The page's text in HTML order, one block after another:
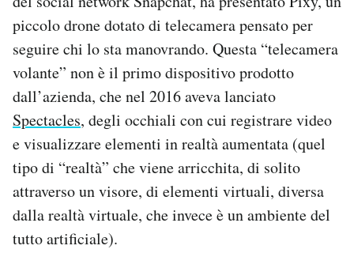
Area Personale
Newsletter
Notifiche mobile
Regala il Post
Esci
piccolo drone dotato di telecamera pensato per
seguire chi lo sta manovrando. Questa “telecamera
volante” non è il primo dispositivo prodotto
dall’azienda, che nel 2016 aveva lanciato
Spectacles, degli occhiali con cui registrare video
e visualizzare elementi in realtà aumentata (quel
tipo di “realtà” che viene arricchita, di solito
attraverso un visore, di elementi virtuali, diversa
dalla realtà virtuale, che invece è un ambiente del
tutto artificiale).